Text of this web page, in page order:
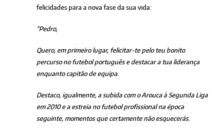
felicidades para a nova fase da sua vida:
"Pedro,
Quero, em primeiro lugar, felicitar-te pelo teu bonito
percurso no futebol português e destacar a tua liderança
enquanto capitão de equipa.
Destaco, igualmente, a subida com o Arouca à Segunda Liga
em 2010 e a estreia no futebol profissional na época
seguinte, momentos que certamente não esquecerás.